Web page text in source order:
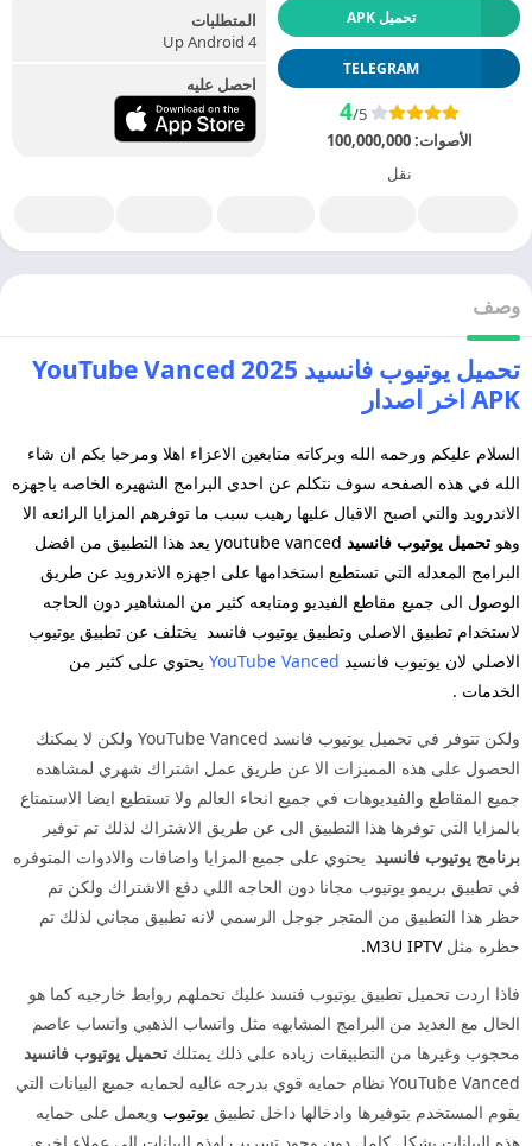
تحميل APK
TELEGRAM
4/5
الأصوات:100,000,000
نقل
المتطلبات
Up Android 4
احصل عليه
وصف
تحميل يوتيوب فانسيد 2025 YouTube Vanced
APK اخر اصدار
السلام عليكم ورحمه الله وبركاته متابعين الاعزاء اهلا ومرحبا بكم ان شاء
الله في هذه الصفحه سوف نتكلم عن احدى البرامج الشهيره الخاصه باجهزه
الاندرويد والتي اصبح الاقبال عليها رهيب سبب ما توفرهم المزايا الرائعه الا
وهو تحميل يوتيوب فانسيد
youtube vanced يعد هذا التطبيق من افضل
البرامج المعدله التي تستطيع استخدامها على اجهزه الاندرويد عن طريق
الوصول الى جميع مقاطع الفيديو ومتابعه كثير من المشاهير دون الحاجه
لاستخدام تطبيق الاصلي وتطبيق يوتيوب فانسد يختلف عن تطبيق يوتيوب
الاصلي لان يوتيوب فانسيد YouTube Vanced يحتوي على كثير من
الخدمات .
ولكن تتوفر في تحميل يوتيوب فانسد YouTube Vanced ولكن لا يمكنك
الحصول على هذه المميزات الا عن طريق عمل اشتراك شهري لمشاهده
جميع المقاطع والفيديوهات في جميع انحاء العالم ولا تستطيع ايضا الاستمتاع
بالمزايا التي توفرها هذا التطبيق الى عن طريق الاشتراك لذلك تم توفير
برنامج يوتيوب فانسيد يحتوي على جميع المزايا واضافات والادوات المتوفره
في تطبيق بريمو يوتيوب مجانا دون الحاجه اللي دفع الاشتراك ولكن تم
حظر هذا التطبيق من المتجر جوجل الرسمي لانه تطبيق مجاني لذلك تم
حظره مثلM3U IPTV
.
فاذا اردت تحميل تطبيق يوتيوب فنسد عليك تحملهم روابط خارجيه كما هو
الحال مع العديد من البرامج المشابهه مثل واتساب الذهبي واتساب عاصم
محجوب وغيرها من التطبيقات زياده على ذلك يمتلك تحميل يوتيوب فانسيد
YouTube Vanced نظام حمايه قوي بدرجه عاليه لحمايه جميع البيانات التي
يقوم المستخدم بتوفيرها وادخالها داخل تطبيق يوتيوب ويعمل على حمايه
هذه البيانات بشكل كامل دون وجود تسريب لهذه البيانات الى عملاء اخرى